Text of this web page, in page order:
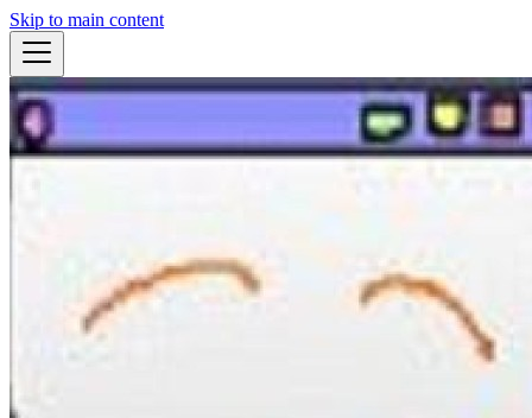
Skip to main content